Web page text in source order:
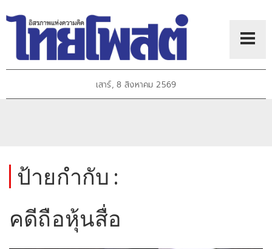
เสาร์, 8 สิงหาคม 2569
ป้ายกำกับ :
คดีถือหุ้นสื่อ